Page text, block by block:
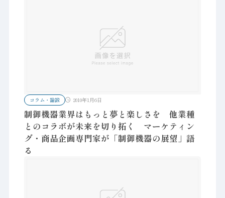
コラム・論説 2010年1月6日
制御機器業界はもっと夢と楽しさを 他業種
とのコラボが未来を切り拓く マーケティン
グ・商品企画専門家が「制御機器の展望」語
る